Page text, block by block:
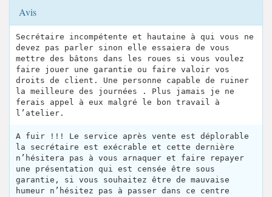
Avis
Secrétaire incompétente et hautaine à qui vous ne
devez pas parler sinon elle essaiera de vous
mettre des bâtons dans les roues si vous voulez
faire jouer une garantie ou faire valoir vos
droits de client. Une personne capable de ruiner
la meilleure des journées . Plus jamais je ne
ferais appel à eux malgré le bon travail à
l’atelier.
A fuir !!! Le service après vente est déplorable
la secrétaire est exécrable et cette dernière
n’hésitera pas à vous arnaquer et faire repayer
une présentation qui est censée être sous
garantie, si vous souhaitez être de mauvaise
humeur n’hésitez pas à passer dans ce centre